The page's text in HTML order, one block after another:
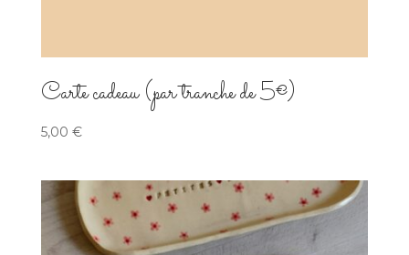
Carte cadeau (par tranche de 5€)
5,00 €